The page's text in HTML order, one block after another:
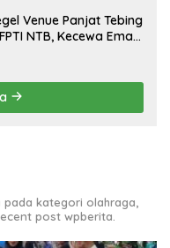
Venue Panjat Tebing
NTB, Kecewa Emas
kategori olahraga,
post wpberita.